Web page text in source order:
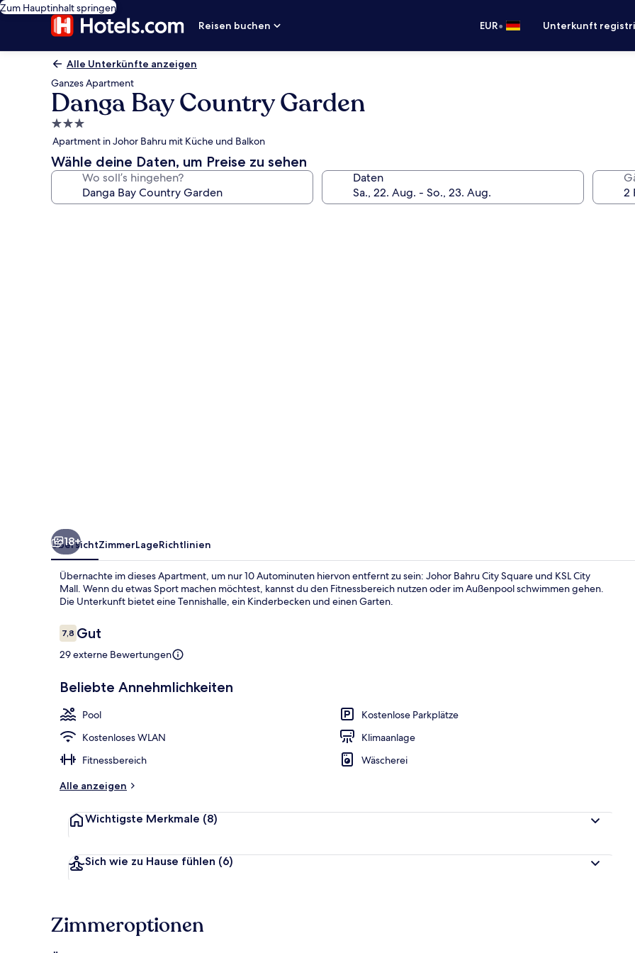
Zum Hauptinhalt springen
Reisen buchen
EUR• Unterkunft
Alle Unterkünfte anzeigen
Ganzes Apartment
Danga Bay Country Garden
3.0-
Sterne-
Unterkunft
Apartment in Johor Bahru mit Küche und Balkon
Wähle deine Daten, um Preise zu sehen
Wo soll’s hingehen? Daten
18+
ÜbersichtZimmerLageRichtlinien
Übernachte im dieses Apartment, um nur 10 Autominuten hiervon entfernt zu sein: Johor Bahru City Square und KSL City
Mall. Wenn du etwas Sport machen möchtest, kannst du den Fitnessbereich nutzen oder im Außenpool schwimmen gehen.
Die Unterkunft bietet eine Tennishalle, ein Kinderbecken und einen Garten.
Bewertungen
7,87,8 von 10.
Gut
29 externe Bewertungen
Beliebte Annehmlichkeiten
Pool
Kostenlose Parkplätze
Kostenloses WLAN
Klimaanlage
Fitnessbereich
Wäscherei
Alle anzeigen
Wichtigste Merkmale (8)
Sich wie zu Hause fühlen (6)
Zimmeroptionen